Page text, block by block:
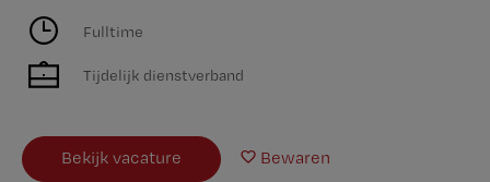
Fulltime
Tijdelijk dienstverband
Bekijk vacature Bewaren